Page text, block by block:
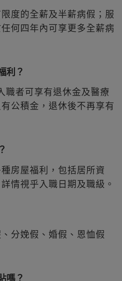
度的全薪及半薪病假；服
何四年內可享更多全薪病
利？
職者可享有退休金及醫療
公積金，退休後不再享有
房屋福利，包括居所資
情視乎入職日期及職級。
分娩假、婚假、恩恤假
嗎？